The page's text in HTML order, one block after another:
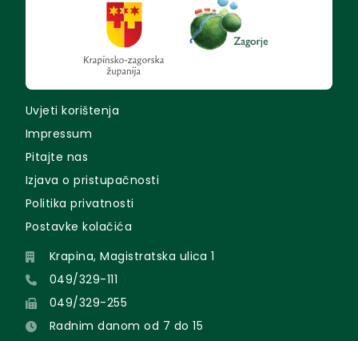
Uvjeti korištenja
Impressum
Pitajte nas
Izjava o pristupačnosti
Politika privatnosti
Postavke kolačića
Krapina, Magistratska ulica 1
049/329-111
049/329-255
Radnim danom od 7 do 15